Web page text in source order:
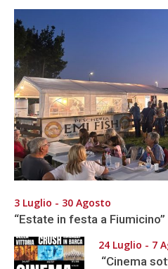
3 Luglio - 30 Agosto
“Estate in festa a
24 Luglio - 7
“Cinema